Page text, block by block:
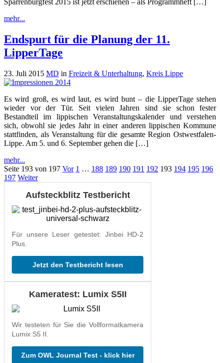
Sparrenburgfest 2015 ist jetzt erschienen – als Programmheft […]
mehr...
Endspurt für die Planung der 11.
LipperTage
23. Juli 2015 MD in Freizeit & Unterhaltung, Kreis Lippe
Es wird groß, es wird laut, es wird bunt – die LipperTage stehen
wieder vor der Tür. Seit vielen Jahren sind sie schon fester
Bestandteil im lippischen Veranstaltungskalender und verstehen
sich, obwohl sie jedes Jahr in einer anderen lippischen Kommune
stattfinden, als Veranstaltung für die gesamte Region Ostwestfalen-
Lippe. Am 5. und 6. September gehen die […]
mehr...
Seite 193 von 197 Vor 1 … 188 189 190 191 192 193 194 195 196
197 Weiter
Aufsteckblitz Testbericht
Für unsere Leser getestet: Jinbei HD-2
Plus.
Jetzt den Testbericht lesen
Kameratest: Lumix S5II
Wir testeten für Sie die Vollformatkamera
Lumix S5 II.
Zum OWL Journal Test - klick hier